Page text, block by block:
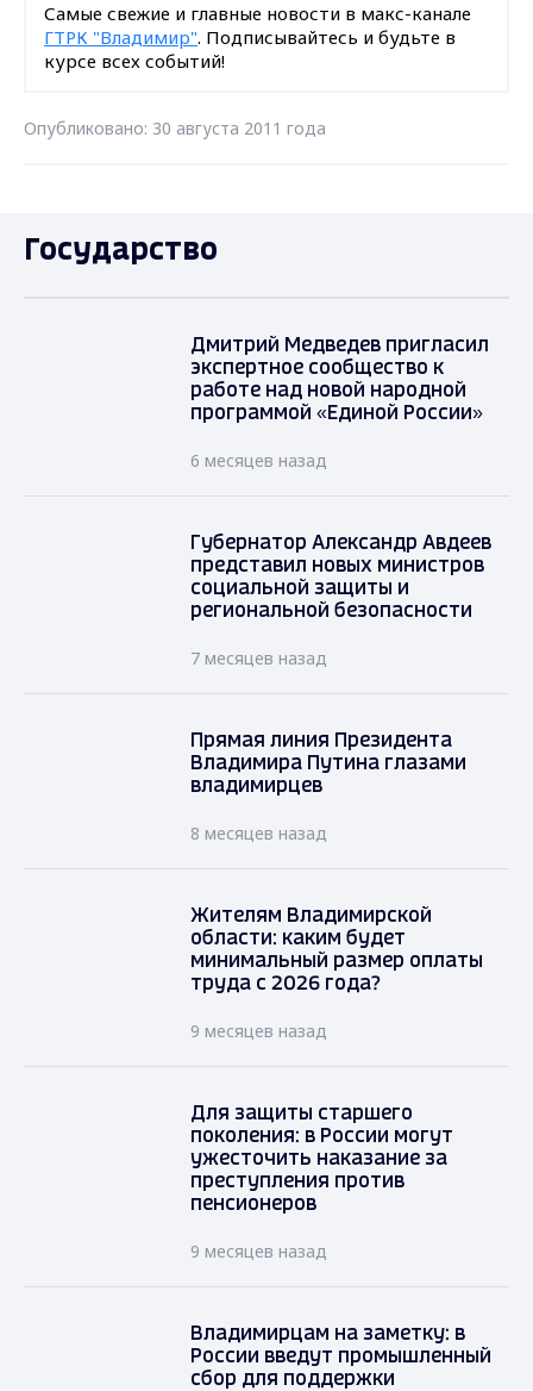
Самые свежие и главные новости в макс-канале
ГТРК "Владимир". Подписывайтесь и будьте в
курсе всех событий!
Опубликовано: 30 августа 2011 года
Государство
Дмитрий Медведев пригласил
экспертное сообщество к
работе над новой народной
программой «Единой России»
6 месяцев назад
Губернатор Александр Авдеев
представил новых министров
социальной защиты и
региональной безопасности
7 месяцев назад
Прямая линия Президента
Владимира Путина глазами
владимирцев
8 месяцев назад
Жителям Владимирской
области: каким будет
минимальный размер оплаты
труда с 2026 года?
9 месяцев назад
Для защиты старшего
поколения: в России могут
ужесточить наказание за
преступления против
пенсионеров
9 месяцев назад
Владимирцам на заметку: в
России введут промышленный
сбор для поддержки